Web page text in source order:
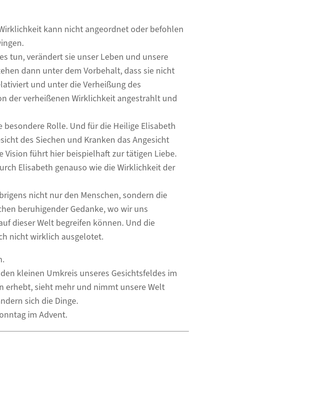
kann nicht angeordnet oder befohlen
tun, verändert sie unser Leben und unsere
dann unter dem Vorbehalt, dass sie nicht
und unter die Verheißung des
der verheißenen Wirklichkeit angestrahlt und
Rolle. Und für die Heilige Elisabeth
des Siechen und Kranken das Angesicht
führt hier beispielhaft zur tätigen Liebe.
Elisabeth genauso wie die Wirklichkeit der
nicht nur den Menschen, sondern die
beruhigender Gedanke, wo wir uns
dieser Welt begreifen können. Und die
nicht wirklich ausgelotet.
kleinen Umkreis unseres Gesichtsfeldes im
erhebt, sieht mehr und nimmt unsere Welt
sich die Dinge.
im Advent.